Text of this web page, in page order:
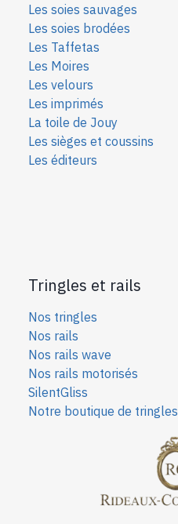
Les soies sauvages
Les soies brodées
Les Taffetas
Les Moires
Les velours
Les imprimés
La toile de Jouy
Les sièges et coussins
Les éditeurs
Tringles et rails
Nos tringles
Nos rails
Nos rails wave
Nos rails motorisés
SilentGliss
Notre boutique de tringles